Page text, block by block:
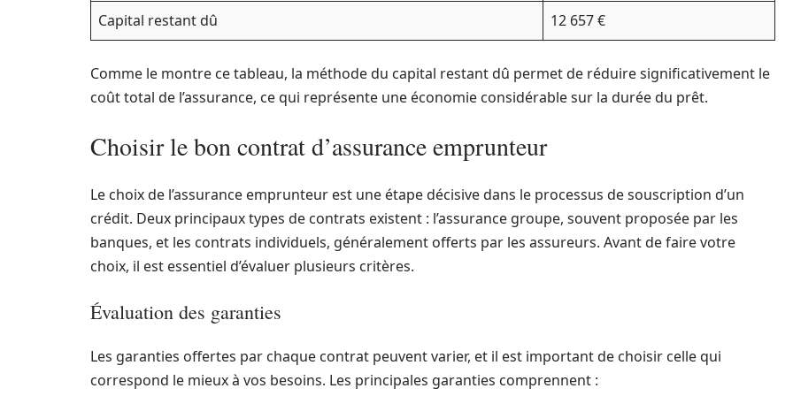
Capital restant dû 12 657 €
Comme le montre ce tableau, la méthode du capital restant dû permet de réduire significativement le
coût total de l’assurance, ce qui représente une économie considérable sur la durée du prêt.
Choisir le bon contrat d’assurance emprunteur
Le choix de l’assurance emprunteur est une étape décisive dans le processus de souscription d’un
crédit. Deux principaux types de contrats existent : l’assurance groupe, souvent proposée par les
banques, et les contrats individuels, généralement offerts par les assureurs. Avant de faire votre
choix, il est essentiel d’évaluer plusieurs critères.
Évaluation des garanties
Les garanties offertes par chaque contrat peuvent varier, et il est important de choisir celle qui
correspond le mieux à vos besoins. Les principales garanties comprennent :